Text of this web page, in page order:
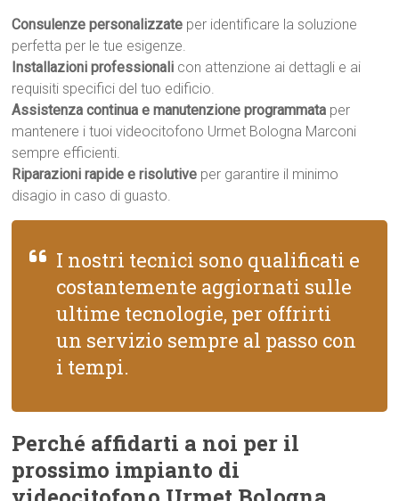
Consulenze personalizzate per identificare la soluzione
perfetta per le tue esigenze.
Installazioni professionali con attenzione ai dettagli e ai
requisiti specifici del tuo edificio.
Assistenza continua e manutenzione programmata per
mantenere i tuoi videocitofono Urmet Bologna Marconi
sempre efficienti.
Riparazioni rapide e risolutive per garantire il minimo
disagio in caso di guasto.
I nostri tecnici sono qualificati e
costantemente aggiornati sulle
ultime tecnologie, per offrirti
un servizio sempre al passo con
i tempi.
Perché affidarti a noi per il
prossimo impianto di